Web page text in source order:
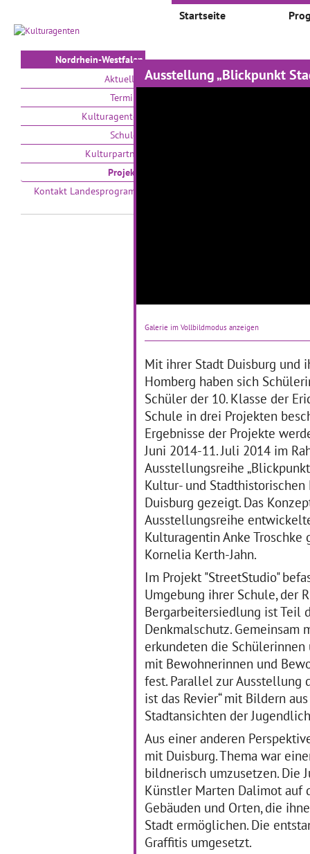
Ausstellung „Blickpunkt
Galerie im Vollbildmodus anzeigen
Mit ihrer Stadt Duisburg und
Homberg haben sich
Schüler der 10. Klasse der
Schule in drei Projekten
Ergebnisse der Projekte
Juni 2014-11. Juli 2014 im
Ausstellungsreihe
Kultur- und Stadthistorischen
Duisburg gezeigt. Das
Ausstellungsreihe
Kulturagentin Anke
Kornelia Kerth-Jahn.
Im Projekt "StreetStudio"
Umgebung ihrer Schule, der
Bergarbeitersiedlung ist Teil
Denkmalschutz.
erkundeten die
mit Bewohnerinnen und
fest. Parallel zur Ausstellung
ist das Revier“ mit Bildern
Stadtansichten der
Aus einer anderen
mit Duisburg. Thema war
bildnerisch umzusetzen. Die
Künstler Marten Dalimot auf
Gebäuden und Orten, die
Stadt ermöglichen. Die
Graffitis umgesetzt.
Nordrhein-Westfalen
Aktuelles
Termine
Kulturagenten
Schulen
Kulturpartner
Projekte
Kontakt Landesprogramm
Startseite
Projekte
Fensterfolien für den
04.07.2019–04.07.2019
Gesamtschule in Essen
Einmal jährlich feiert die
Frida-Levy-Gesamtschule
den Kulturtag, am
04.07.2019 war es wieder so
weit. Der Schulgemeinde
wurden verschiedene
… mehr
…
Wir sind alle
verschieden und doch
gleich
Etwa 250 Schülerinnen und
Schüler aus allen
Jahrgangsstufen der Schule
Schulmensa in
Zusammenarbeit mit der
Künstlerin Regina
Bartholme ein Wandmosaik.
Das Wandbild erstreckt
… mehr
…
Erklärvideo "Gandhi-
Preis" der Frida-Levy-
Gesamtschule
29.04.2019–02.05.2019
Die Schüler*innen der
Frida-Levy-Gesamtschule
erklären den schuleigenen
Ghandipreis. Entstanden ist